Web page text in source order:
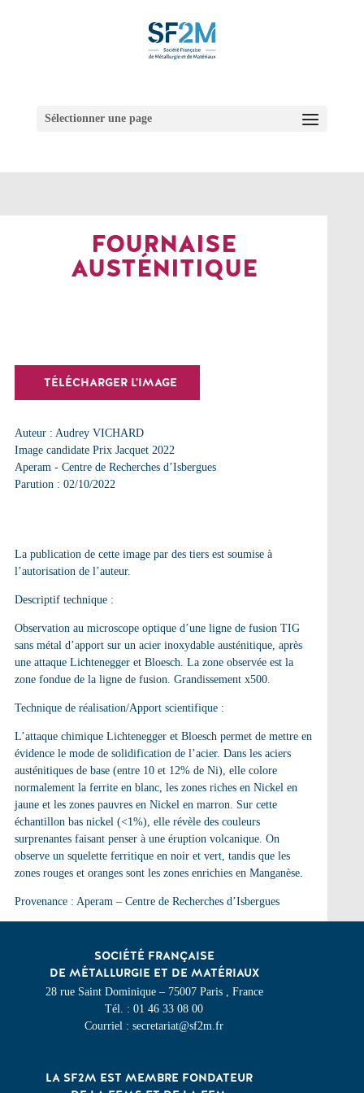
Sélectionner une page
FOURNAISE
AUSTÉNITIQUE
TÉLÉCHARGER L'IMAGE
Auteur : Audrey VICHARD
Image candidate Prix Jacquet 2022
Aperam - Centre de Recherches d’Isbergues
Parution : 02/10/2022
La publication de cette image par des tiers est soumise à
l’autorisation de l’auteur.
Descriptif technique :
Observation au microscope optique d’une ligne de fusion TIG
sans métal d’apport sur un acier inoxydable austénitique, après
une attaque Lichtenegger et Bloesch. La zone observée est la
zone fondue de la ligne de fusion. Grandissement x500.
Technique de réalisation/Apport scientifique :
L’attaque chimique Lichtenegger et Bloesch permet de mettre en
évidence le mode de solidification de l’acier. Dans les aciers
austénitiques de base (entre 10 et 12% de Ni), elle colore
normalement la ferrite en blanc, les zones riches en Nickel en
jaune et les zones pauvres en Nickel en marron. Sur cette
échantillon bas nickel (<1%), elle révèle des couleurs
surprenantes faisant penser à une éruption volcanique. On
observe un squelette ferritique en noir et vert, tandis que les
zones rouges et oranges sont les zones enrichies en Manganèse.
Provenance : Aperam – Centre de Recherches d’Isbergues
SOCIÉTÉ FRANÇAISE
DE MÉTALLURGIE ET DE MATÉRIAUX
28 rue Saint Dominique – 75007 Paris , France
Tél. : 01 46 33 08 00
Courriel : secretariat@sf2m.fr
LA SF2M EST MEMBRE FONDATEUR